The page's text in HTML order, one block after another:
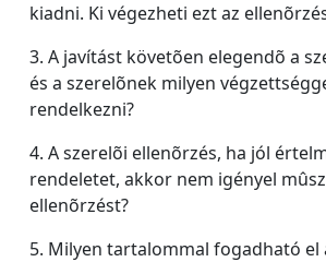
kiadni. Ki végezheti ezt az
3. A javítást követõen elegendõ a
és a szerelõnek milyen
rendelkezni?
4. A szerelõi ellenõrzés, ha jól
rendeletet, akkor nem igényel
ellenõrzést?
5. Milyen tartalommal fogadható el